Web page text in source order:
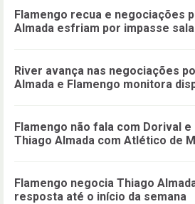
Flamengo recua e negociações
Almada esfriam por impasse
River avança nas negociações
Almada e Flamengo monitora
Flamengo não fala com Dorival
Thiago Almada com Atlético de
Flamengo negocia Thiago
resposta até o início da semana